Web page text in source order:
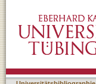
in the rural